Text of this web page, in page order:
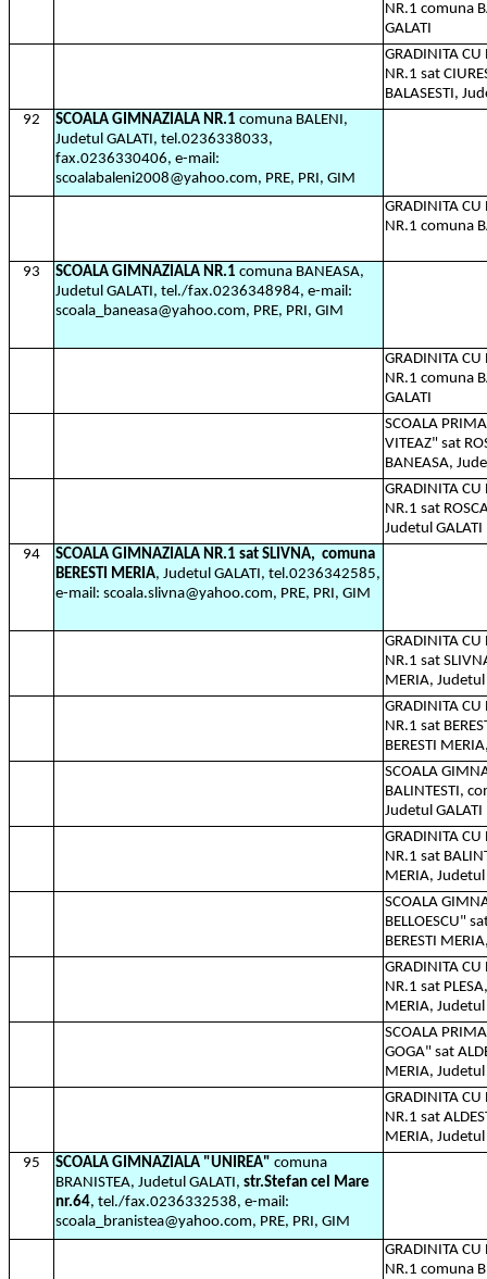
NR.1 comuna
GALATI
GRADINITA
NR.1 sat
BALASESTI,
92
SCOALA GIMNAZIALA NR.1 comuna BALENI,
Judetul GALATI, tel.0236338033,
fax.0236330406, e-mail:
scoalabaleni2008@yahoo.com, PRE, PRI, GIM
GRADINITA
NR.1 comuna
93 SCOALA GIMNAZIALA NR.1 comuna BANEASA,
Judetul GALATI, tel./fax.0236348984, e-mail:
scoala_baneasa@yahoo.com, PRE, PRI, GIM
GRADINITA
NR.1 comuna
GALATI
SCOALA
VITEAZ" sat
BANEASA,
GRADINITA
NR.1 sat
Judetul GALATI
94
SCOALA GIMNAZIALA NR.1 sat SLIVNA, comuna
BERESTI MERIA, Judetul GALATI, tel.0236342585,
e-mail: scoala.slivna@yahoo.com, PRE, PRI, GIM
GRADINITA
NR.1 sat
MERIA, Judetul
GRADINITA
NR.1 sat
BERESTI
SCOALA
BALINTESTI,
Judetul GALATI
GRADINITA
NR.1 sat
MERIA, Judetul
SCOALA
BELLOESCU"
BERESTI
GRADINITA
NR.1 sat
MERIA, Judetul
SCOALA
GOGA" sat
MERIA, Judetul
GRADINITA
NR.1 sat
MERIA, Judetul
95
SCOALA GIMNAZIALA "UNIREA" comuna
BRANISTEA, Judetul GALATI, str.Stefan cel Mare
nr.64, tel./fax.0236332538, e-mail:
scoala_branistea@yahoo.com, PRE, PRI, GIM
GRADINITA
NR.1 comuna